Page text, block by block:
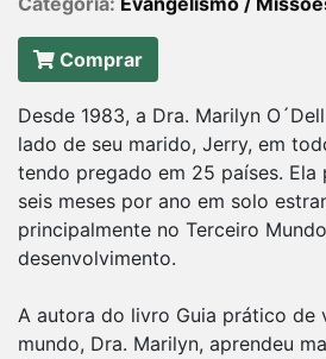
Comprar
Desde 1983, a Dra. Marilyn
lado de seu marido, Jerry, em
tendo pregado em 25 países. Ela
seis meses por ano em solo
principalmente no Terceiro
desenvolvimento.
A autora do livro Guia prático de
mundo, Dra. Marilyn, aprendeu